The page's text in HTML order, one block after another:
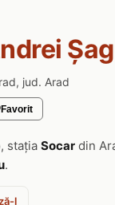
jud. Arad
Favorit
stația Socar din
.
l